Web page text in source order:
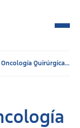
Oncología Quirúrgica...